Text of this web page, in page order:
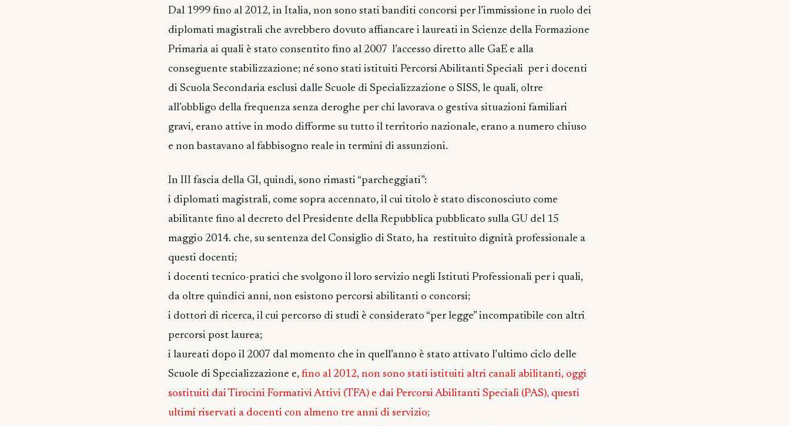
Dal 1999 fino al 2012, in Italia, non sono stati banditi concorsi per l’immissione in ruolo dei
diplomati magistrali che avrebbero dovuto affiancare i laureati in Scienze della Formazione
Primaria ai quali è stato consentito fino al 2007 l’accesso diretto alle GaE e alla
conseguente stabilizzazione; né sono stati istituiti Percorsi Abilitanti Speciali per i docenti
di Scuola Secondaria esclusi dalle Scuole di Specializzazione o SISS, le quali, oltre
all’obbligo della frequenza senza deroghe per chi lavorava o gestiva situazioni familiari
gravi, erano attive in modo difforme su tutto il territorio nazionale, erano a numero chiuso
e non bastavano al fabbisogno reale in termini di assunzioni.
In III fascia della GI, quindi, sono rimasti “parcheggiati”:
i diplomati magistrali, come sopra accennato, il cui titolo è stato disconosciuto come
abilitante fino al decreto del Presidente della Repubblica pubblicato sulla GU del 15
maggio 2014. che, su sentenza del Consiglio di Stato, ha restituito dignità professionale a
questi docenti;
i docenti tecnico-pratici che svolgono il loro servizio negli Istituti Professionali per i quali,
da oltre quindici anni, non esistono percorsi abilitanti o concorsi;
i dottori di ricerca, il cui percorso di studi è considerato “per legge” incompatibile con altri
percorsi post laurea;
i laureati dopo il 2007 dal momento che in quell’anno è stato attivato l’ultimo ciclo delle
Scuole di Specializzazione e, fino al 2012, non sono stati istituiti altri canali abilitanti, oggi
sostituiti dai Tirocini Formativi Attivi (TFA) e dai Percorsi Abilitanti Speciali (PAS), questi
ultimi riservati a docenti con almeno tre anni di servizio;